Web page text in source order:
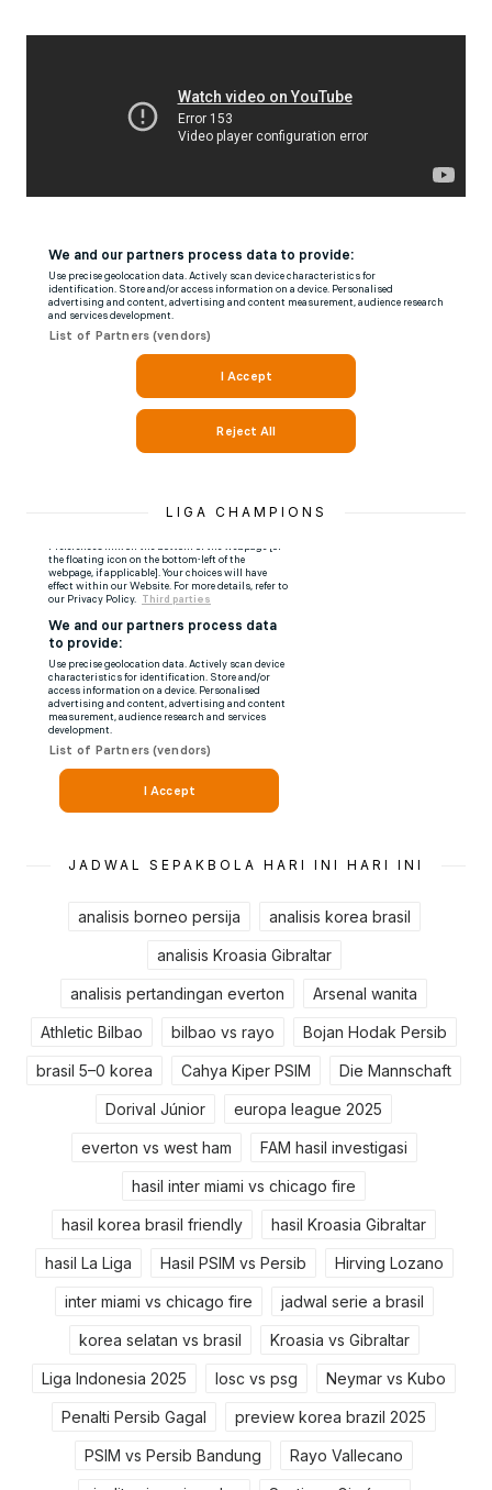
LIGA CHAMPIONS
JADWAL SEPAKBOLA HARI INI HARI INI
analisis borneo persija analisis korea brasil
analisis Kroasia Gibraltar
analisis pertandingan everton Arsenal wanita
Athletic Bilbao bilbao vs rayo Bojan Hodak Persib
brasil 5–0 korea Cahya Kiper PSIM Die Mannschaft
Dorival Júnior europa league 2025
everton vs west ham FAM hasil investigasi
hasil inter miami vs chicago fire
hasil korea brasil friendly hasil Kroasia Gibraltar
hasil La Liga Hasil PSIM vs Persib Hirving Lozano
inter miami vs chicago fire jadwal serie a brasil
korea selatan vs brasil Kroasia vs Gibraltar
Liga Indonesia 2025 losc vs psg Neymar vs Kubo
Penalti Persib Gagal preview korea brazil 2025
PSIM vs Persib Bandung Rayo Vallecano